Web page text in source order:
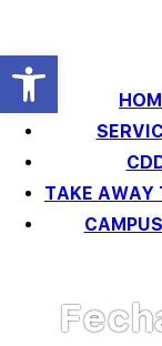
Abrir barra de
TAKE AWAY